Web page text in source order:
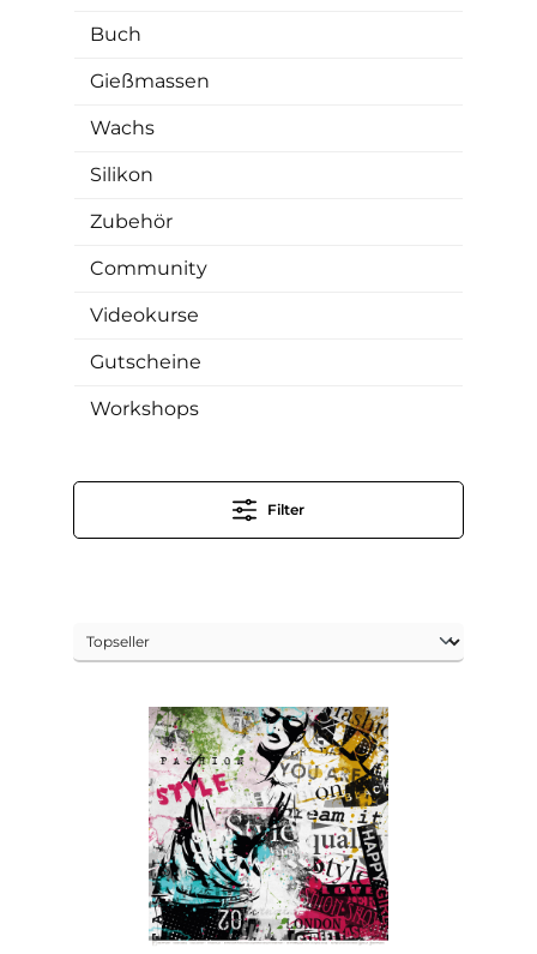
Buch
Gießmassen
Wachs
Silikon
Zubehör
Community
Videokurse
Gutscheine
Workshops
Filter